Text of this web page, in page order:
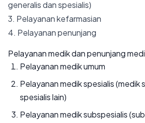
generalis dan spesialis)
3. Pelayanan kefarmasian
4. Pelayanan penunjang
Pelayanan medik dan penunjang
Pelayanan medik umum
Pelayanan medik spesialis (medik
spesialis lain)
Pelayanan medik subspesialis